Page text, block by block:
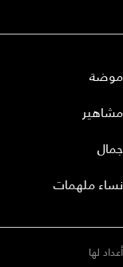
موضة
مشاهير
جمال
نساء ملهمات
أعداد لها